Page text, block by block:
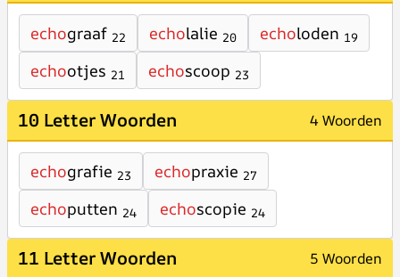
echograaf 22 echolalie 20 echoloden 19
echootjes 21 echoscoop 23
10 Letter Woorden 4 Woorden
echografie 23 echopraxie 27
echoputten 24 echoscopie 24
11 Letter Woorden 5 Woorden